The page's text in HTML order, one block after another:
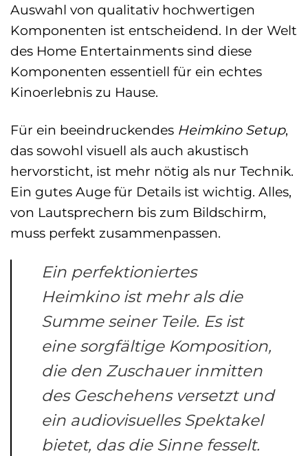
Auswahl von qualitativ hochwertigen
Komponenten ist entscheidend. In der Welt
des Home Entertainments sind diese
Komponenten essentiell für ein echtes
Kinoerlebnis zu Hause.
Für ein beeindruckendes Heimkino Setup,
das sowohl visuell als auch akustisch
hervorsticht, ist mehr nötig als nur Technik.
Ein gutes Auge für Details ist wichtig. Alles,
von Lautsprechern bis zum Bildschirm,
muss perfekt zusammenpassen.
Ein perfektioniertes
Heimkino ist mehr als die
Summe seiner Teile. Es ist
eine sorgfältige Komposition,
die den Zuschauer inmitten
des Geschehens versetzt und
ein audiovisuelles Spektakel
bietet, das die Sinne fesselt.